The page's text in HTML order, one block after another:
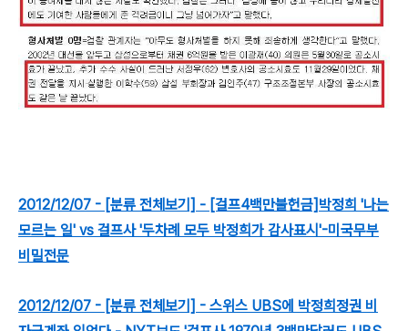
2012/12/07 - [분류 전체보기] - [걸프4백만불헌금]박정희 '나는
모르는 일' vs 걸프사 '두차례 모두 박정희가 감사표시'-미국무부
비밀전문
2012/12/07 - [분류 전체보기] - 스위스 UBS에 박정희정권 비